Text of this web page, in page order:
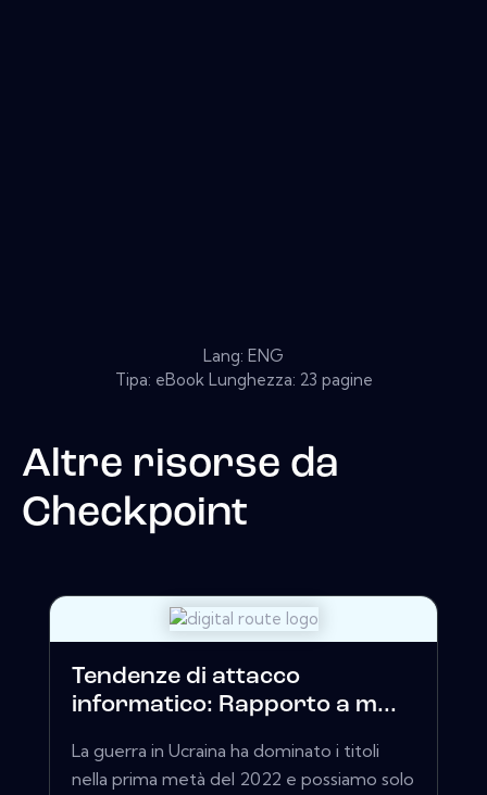
Lang: ENG
Tipa: eBook Lunghezza: 23 pagine
Altre risorse da
Checkpoint
Tendenze di attacco
informatico: Rapporto a m...
La guerra in Ucraina ha dominato i titoli
nella prima metà del 2022 e possiamo solo